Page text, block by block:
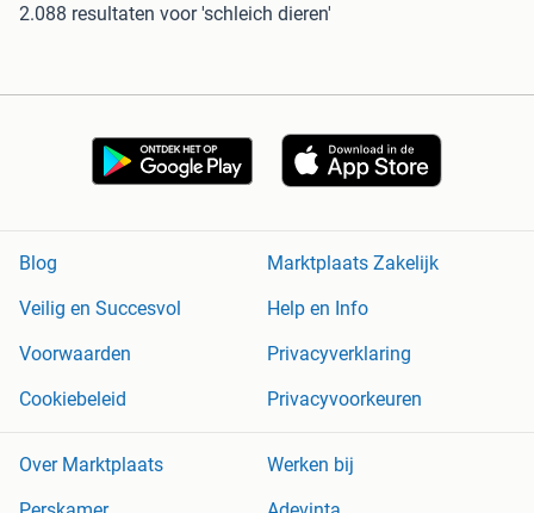
2.088 resultaten voor 'schleich dieren'
Blog
Marktplaats Zakelijk
Veilig en Succesvol
Help en Info
Voorwaarden
Privacyverklaring
Cookiebeleid
Privacyvoorkeuren
Over Marktplaats
Werken bij